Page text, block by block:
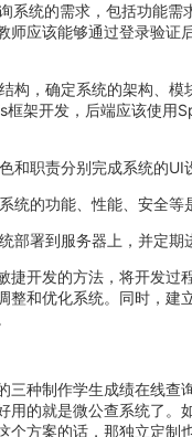
系统的需求，包括功能
师应该能够通过登录验证
构，确定系统的架构、
框架开发，后端应该使用
和职责分别完成系统的UI
统的功能、性能、安全等
部署到服务器上，并定期
捷开发的方法，将开发过
整和优化系统。同时，建
三种制作学生成绩在线
用的就是微公查系统了
个方案的话，那独立定制